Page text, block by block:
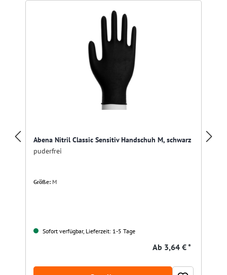
Abena Nitril Classic Sensitiv Handschuh M, schwarz
puderfrei
Größe: M
Sofort verfügbar, Lieferzeit: 1-5 Tage
Ab 3,64 € *